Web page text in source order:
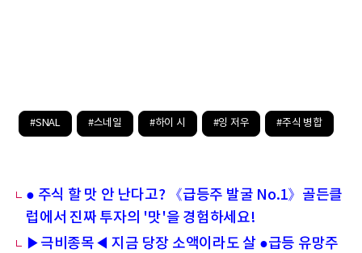
#SNAL #스네일 #하이 시 #잉 저우 #주식 병합
● 주식 할 맛 안 난다고? 《급등주 발굴 No.1》골든클
럽에서 진짜 투자의 '맛'을 경험하세요!
▶극비종목◀ 지금 당장 소액이라도 살 ●급등 유망주